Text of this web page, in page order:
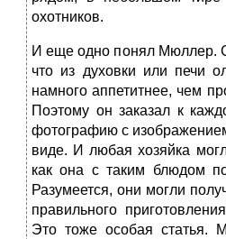
охотников.
И еще одно понял Мюллер.
что из духовки или печи
намного аппетитнее, чем
Поэтому он заказал к
фотографию с
виде. И любая хозяйка
как она с таким блюдом
Разумеется, они могли
правильного
Это тоже особая статья.